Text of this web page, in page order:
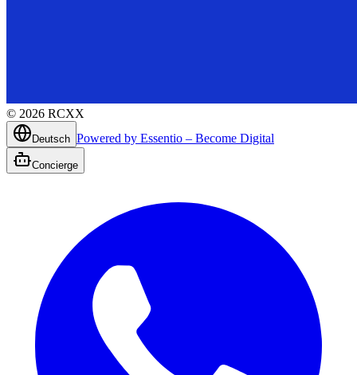
© 2026 RCXX
Deutsch Powered by Essentio – Become Digital
Concierge